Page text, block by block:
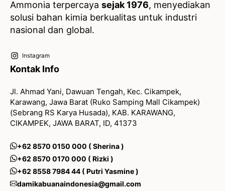
Ammonia terpercaya sejak 1976, menyediakan
solusi bahan kimia berkualitas untuk industri
nasional dan global.
Instagram
Kontak Info
Jl. Ahmad Yani, Dawuan Tengah, Kec. Cikampek,
Karawang, Jawa Barat (Ruko Samping Mall Cikampek)
(Sebrang RS Karya Husada), KAB. KARAWANG,
CIKAMPEK, JAWA BARAT, ID, 41373
+62 8570 0150 000 ( Sherina )
+62 8570 0170 000 ( Rizki )
+62 8558 7984 44 ( Putri Yasmine )
damikabuanaindonesia@gmail.com